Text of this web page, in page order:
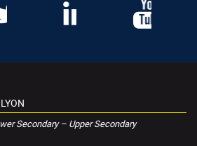
Secondary – Upper Secondary